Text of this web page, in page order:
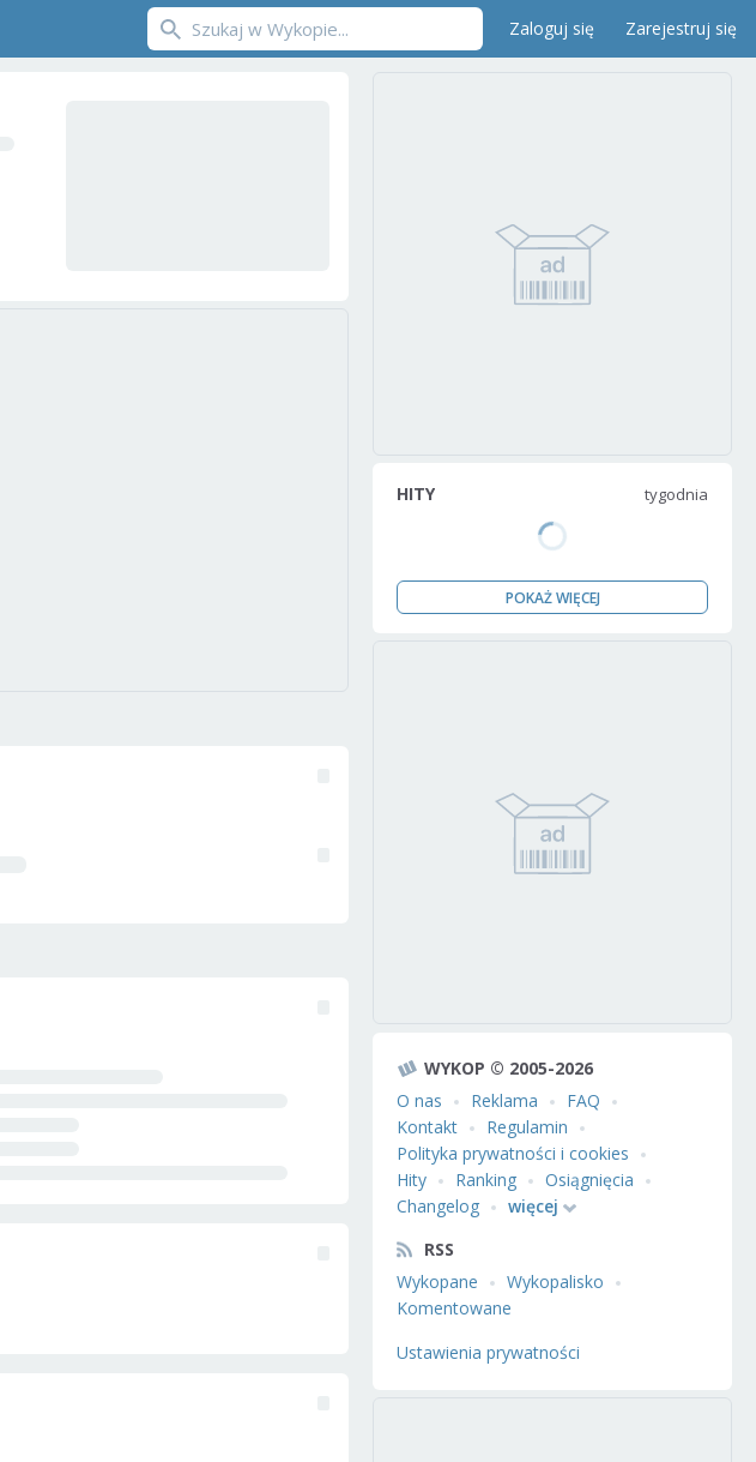
Zaloguj się Zarejestruj się
HITY tygodnia
POKAŻ WIĘCEJ
WYKOP © 2005-2026
O nas
Reklama
FAQ
Kontakt
Regulamin
Polityka prywatności i cookies
Hity
Ranking
Osiągnięcia
Changelog
więcej
RSS
Wykopane
Wykopalisko
Komentowane
Ustawienia prywatności